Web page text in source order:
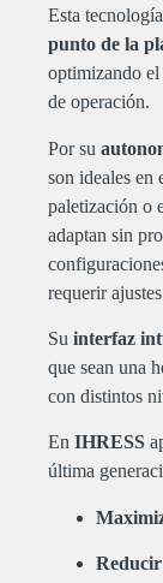
Esta
punto de la
optimizando el
de operación.
Por su
son ideales en
paletización o
adaptan sin
requerir
Su interfaz
que sean una
con distintos
En IHRESS
última